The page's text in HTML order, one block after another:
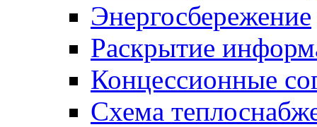
Энергосбережение
Раскрытие
Концессионные
Схема